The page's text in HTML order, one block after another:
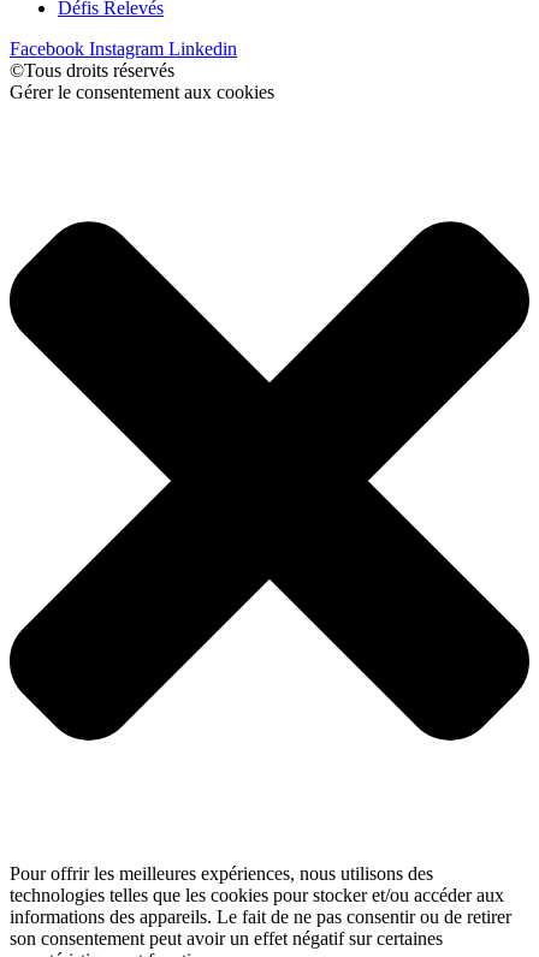
Défis Relevés
Facebook Instagram Linkedin
©Tous droits réservés
Gérer le consentement aux cookies
Pour offrir les meilleures expériences, nous utilisons des
technologies telles que les cookies pour stocker et/ou accéder aux
informations des appareils. Le fait de ne pas consentir ou de retirer
son consentement peut avoir un effet négatif sur certaines